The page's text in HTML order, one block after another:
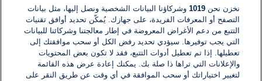
اكتب تعليقًا جديدًا ...
نخزن نحن1019 وشركاؤنا البيانات الشخصية ونصل إليها، مثل بيانات
التصفح أو المعرفات الفريدة، على جهازك. يُمكّن تحديد أوافق تقنيات
التتبع من دعم الأغراض المعروضة في إطار معالجتنا وشركائنا للبيانات
التي يجب توفيرها. سيؤدي تحديد رفض الكل أو سحب موافقتك إلى
تعطيلها. إذا تم تعطيل أدوات التتبع، فقد لا تكون بعض المحتويات
والإعلانات التي تراها ذا صلة بك. يمكنك إعادة عرض هذه القائمة
لتغيير اختياراتك أو سحب الموافقة في أي وقت عن طريق النقر على